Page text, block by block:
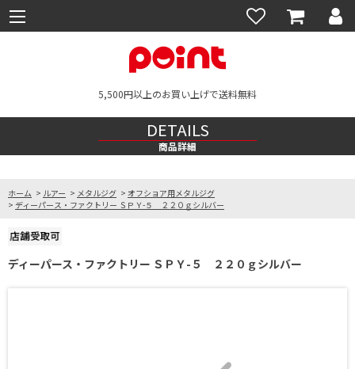
5,500円以上のお買い上げで送料無料
DETAILS
商品詳細
ホーム > ルアー > メタルジグ > オフショア用メタルジグ
> ディーパース・ファクトリー ＳＰＹ-５ ２２０ｇシルバー
ディーパース・ファクトリー ＳＰＹ-５ ２２０ｇシルバー